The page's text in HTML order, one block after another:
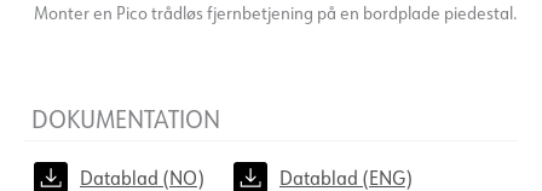
Monter en Pico trådløs fjernbetjening på en bordplade piedestal.
DOKUMENTATION
Datablad (NO) Datablad (ENG)